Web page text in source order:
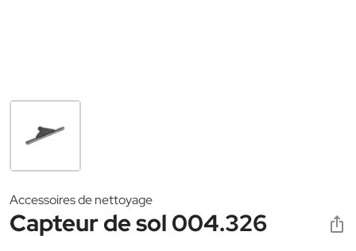
Accessoires de nettoyage
Capteur de sol 004.326